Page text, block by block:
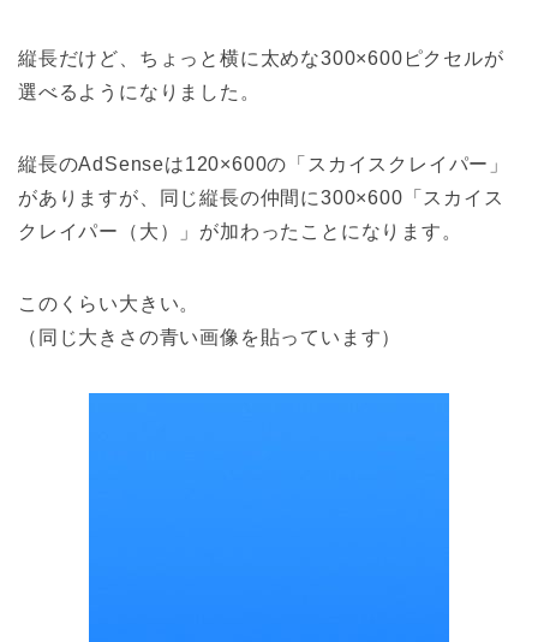
縦長だけど、ちょっと横に太めな300×600ピクセルが
選べるようになりました。
縦長のAdSenseは120×600の「スカイスクレイパー」
がありますが、同じ縦長の仲間に300×600「スカイス
クレイパー（大）」が加わったことになります。
このくらい大きい。
（同じ大きさの青い画像を貼っています）